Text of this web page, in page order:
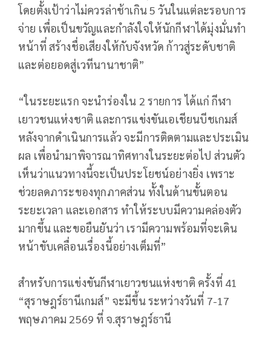
โดยตั้งเป้าว่าไม่ควรล่าช้าเกิน 5 วันในแต่ละรอบการ
จ่าย เพื่อเป็นขวัญและกำลังใจให้นักกีฬาได้มุ่งมั่นทำ
หน้าที่ สร้างชื่อเสียงให้กับจังหวัด ก้าวสู่ระดับชาติ
และต่อยอดสู่เวทีนานาชาติ”
“ในระยะแรก จะนำร่องใน 2 รายการ ได้แก่ กีฬา
เยาวชนแห่งชาติ และการแข่งขันเอเชียนบีชเกมส์
หลังจากดำเนินการแล้ว จะมีการติดตามและประเมิน
ผล เพื่อนำมาพิจารณาทิศทางในระยะต่อไป ส่วนตัว
เห็นว่าแนวทางนี้จะเป็นประโยชน์อย่างยิ่ง เพราะ
ช่วยลดภาระของทุกภาคส่วน ทั้งในด้านขั้นตอน
ระยะเวลา และเอกสาร ทำให้ระบบมีความคล่องตัว
มากขึ้น และขอยืนยันว่า เรามีความพร้อมที่จะเดิน
หน้าขับเคลื่อนเรื่องนี้อย่างเต็มที่”
สำหรับการแข่งขันกีฬาเยาวชนแห่งชาติ ครั้งที่ 41
“สุราษฎร์ธานีเกมส์” จะมีขึ้น ระหว่างวันที่ 7-17
พฤษภาคม 2569 ที่ จ.สุราษฎร์ธานี